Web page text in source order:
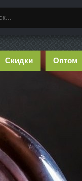
Скидки Оптом